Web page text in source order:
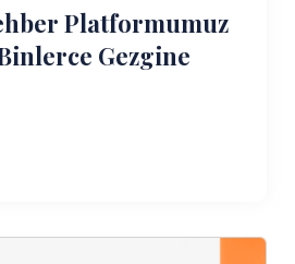
Platformumuz
Gezgine